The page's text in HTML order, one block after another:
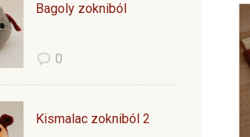
Bagoly zokniból
0
Kismalac zokniból 2